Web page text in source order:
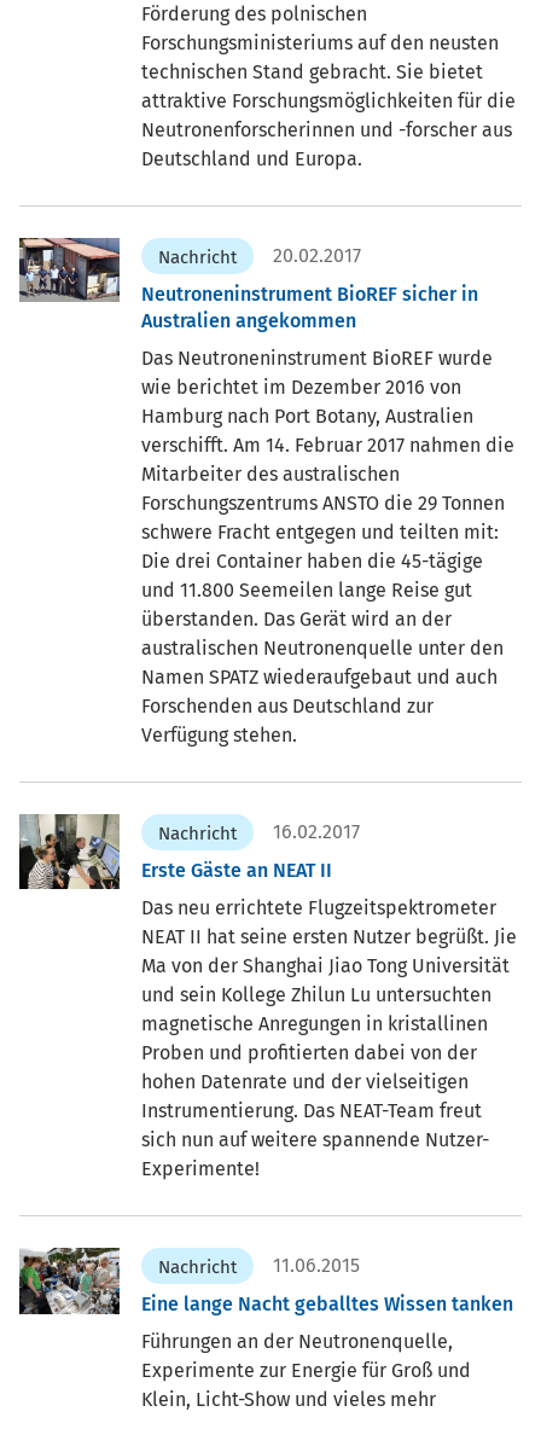
Förderung des polnischen
Forschungsministeriums auf den neusten
technischen Stand gebracht. Sie bietet
attraktive Forschungsmöglichkeiten für die
Neutronenforscherinnen und -forscher aus
Deutschland und Europa.
Nachricht
20.02.2017
Neutroneninstrument BioREF sicher in
Australien angekommen
Das Neutroneninstrument BioREF wurde
wie berichtet im Dezember 2016 von
Hamburg nach Port Botany, Australien
verschifft. Am 14. Februar 2017 nahmen die
Mitarbeiter des australischen
Forschungszentrums ANSTO die 29 Tonnen
schwere Fracht entgegen und teilten mit:
Die drei Container haben die 45-tägige
und 11.800 Seemeilen lange Reise gut
überstanden. Das Gerät wird an der
australischen Neutronenquelle unter den
Namen SPATZ wiederaufgebaut und auch
Forschenden aus Deutschland zur
Verfügung stehen.
Nachricht
16.02.2017
Erste Gäste an NEAT II
Das neu errichtete Flugzeitspektrometer
NEAT II hat seine ersten Nutzer begrüßt. Jie
Ma von der Shanghai Jiao Tong Universität
und sein Kollege Zhilun Lu untersuchten
magnetische Anregungen in kristallinen
Proben und profitierten dabei von der
hohen Datenrate und der vielseitigen
Instrumentierung. Das NEAT-Team freut
sich nun auf weitere spannende Nutzer-
Experimente!
Nachricht
11.06.2015
Eine lange Nacht geballtes Wissen tanken
Führungen an der Neutronenquelle,
Experimente zur Energie für Groß und
Klein, Licht-Show und vieles mehr